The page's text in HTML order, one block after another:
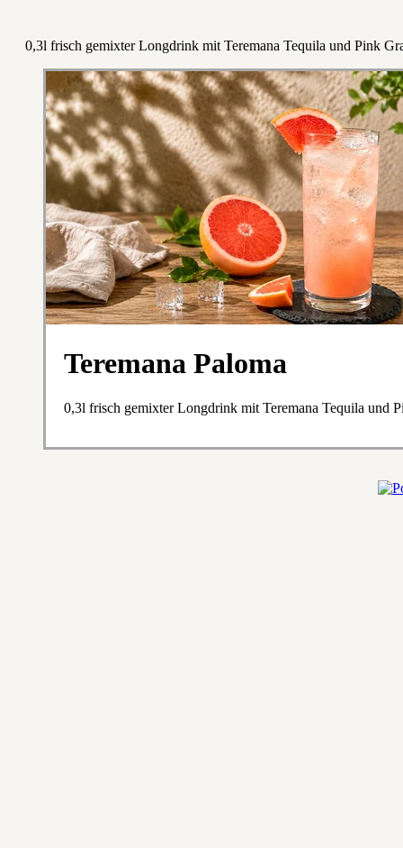
0,3l frisch gemixter Longdrink mit Teremana Tequila und Pink
Teremana Paloma
0,3l frisch gemixter Longdrink mit Teremana Tequila und